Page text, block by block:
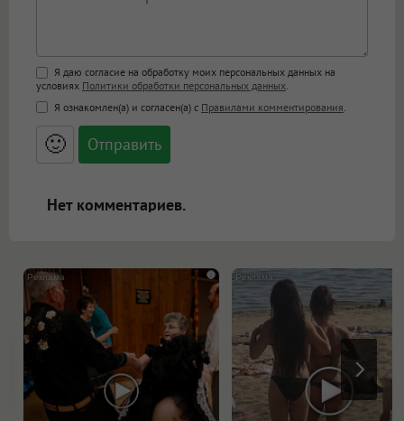
Поддержка HTML
<b>, <strong>, <u>, <i>, <em>, <s>, <big>,
<small>, <sup>, <sub>, <pre>, <ul>, <ol>, <li>,
<blockquote>, <code> экранирует HTML,
адреса URL автоматически становятся
ссылками, и [img]адрес[/img] будет
Я даю согласие на обработку моих персональных данных на
условиях Политики обработки персональных данных
Я ознакомлен(а) и согласен(а) с Правилами комментирования
🙂
Нет комментариев.
i